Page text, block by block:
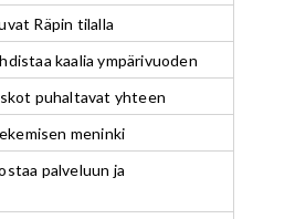
Räpin tilalla
kaalia ympärivuoden
puhaltavat yhteen
meninki
palveluun ja